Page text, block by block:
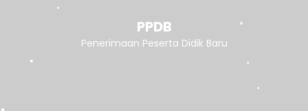
PPDB
Penerimaan Peserta Didik Baru